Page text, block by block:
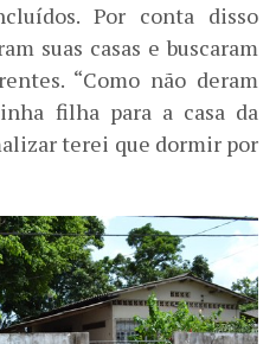
Por conta disso
suas casas e buscaram
“Como não deram
filha para a casa da
terei que dormir por